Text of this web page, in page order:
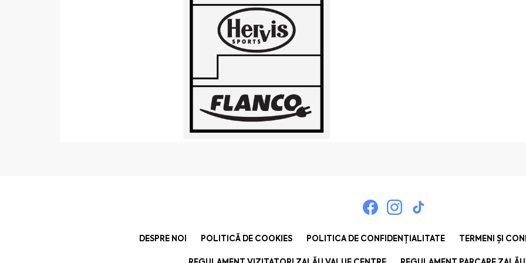
DESPRE NOI POLITICĂ DE COOKIES POLITICA DE CONFIDENȚIALITATE TERMENI ȘI